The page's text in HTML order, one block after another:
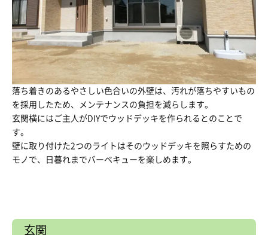
落ち着きのあるやさしい色合いの外壁は、汚れが落ちやすいもの
を採用したため、メンテナンスの負担を減らします。
玄関横にはご主人がDIYでウッドデッキを作られるとのことで
す。
壁に取り付けた2つのライトはそのウッドデッキを照らすための
モノで、日暮れまでバーベキューを楽しめます。
玄関